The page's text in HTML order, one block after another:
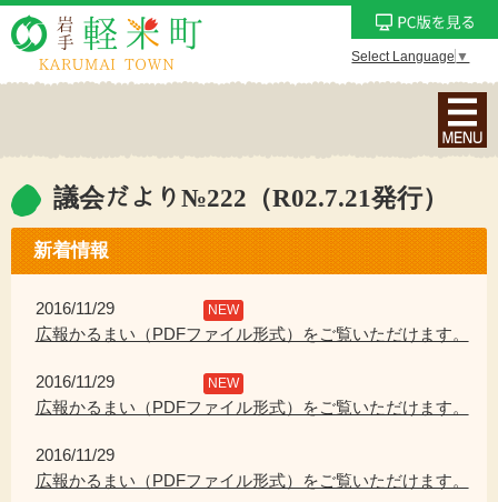
Select Language ▼
ナ
ビ
ョ
ン
ニ
を
議会だより№222（R02.7.21発行）
新着情報
2016/11/29 NEW
広報かるまい（PDFファイル形式）をご覧いただけます。
2016/11/29 NEW
広報かるまい（PDFファイル形式）をご覧いただけます。
2016/11/29
広報かるまい（PDFファイル形式）をご覧いただけます。